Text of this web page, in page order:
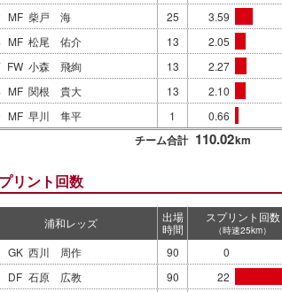
MF 柴戸 海 25
3.59
MF 松尾 佑介 13
2.05
FW 小森 飛絢 13
2.27
MF 関根 貴大 13
2.10
MF 早川 隼平 1 0.66
チーム合計 110.02km
リント回数
浦和レッズ
出場
時間
スプリント回数
（時速25km）
GK 西川 周作 90
0
DF 石原 広教 90
22